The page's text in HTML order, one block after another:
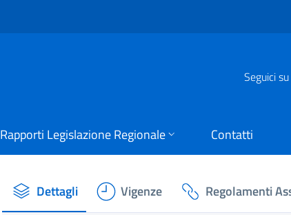
Seguici su
Rapporti Legislazione Regionale Contatti
Dettagli Vigenze Regolamenti